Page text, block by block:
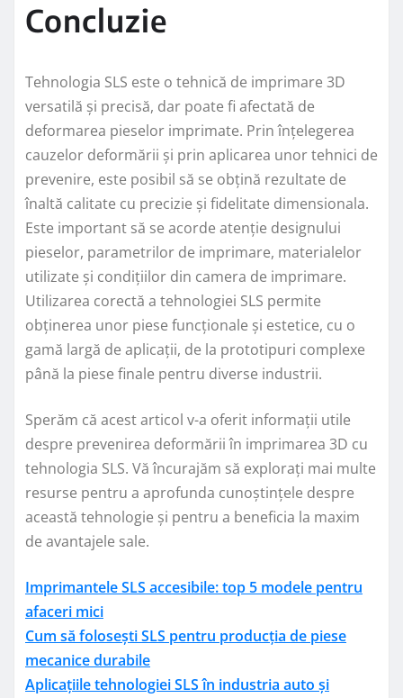
Concluzie
Tehnologia SLS este o tehnică de imprimare 3D
versatilă și precisă, dar poate fi afectată de
deformarea pieselor imprimate. Prin înțelegerea
cauzelor deformării și prin aplicarea unor tehnici de
prevenire, este posibil să se obțină rezultate de
înaltă calitate cu precizie și fidelitate dimensionala.
Este important să se acorde atenție designului
pieselor, parametrilor de imprimare, materialelor
utilizate și condițiilor din camera de imprimare.
Utilizarea corectă a tehnologiei SLS permite
obținerea unor piese funcționale și estetice, cu o
gamă largă de aplicații, de la prototipuri complexe
până la piese finale pentru diverse industrii.
Sperăm că acest articol v-a oferit informații utile
despre prevenirea deformării în imprimarea 3D cu
tehnologia SLS. Vă încurajăm să explorați mai multe
resurse pentru a aprofunda cunoștințele despre
această tehnologie și pentru a beneficia la maxim
de avantajele sale.
Imprimantele SLS accesibile: top 5 modele pentru
afaceri mici
Cum să folosești SLS pentru producția de piese
mecanice durabile
Aplicațiile tehnologiei SLS în industria auto și